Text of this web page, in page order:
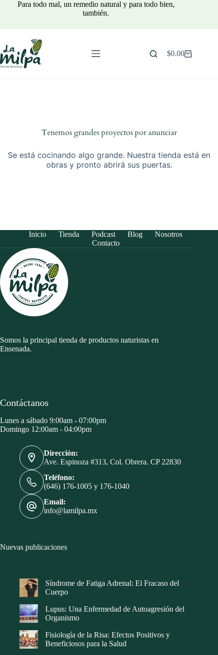
Para todo mal, un remedio natural y para todo bien,
también.
Carro
$0.00
Tenemos grandes proyectos por anunciar
Se está cocinando algo grande. Nuestra tienda está en
obras y pronto abrirá sus puertas.
Inicio Tienda Podcast Blog
Nosotros
Contacto
Somos la principal tienda de productos naturistas en
Ensenada.
Contáctanos
Lunes a sábado 9:00am - 07:00pm
Domingo 12:00am - 04:00pm
Dirección:
Ave. Espinoza #313, Col. Obrera. CP 22830
Teléfono:
(646) 176-1005 y 176-1040
Email:
info@lamilpa.mx
Nuevas publicaciones
Síndrome de Fatiga Adrenal: El Fracaso del
Cuerpo
Lupus: Una Enfermedad de Autoagresión del
Organismo
Fisiología de la Risa: Efectos Positivos y
Beneficiosos para la Salud